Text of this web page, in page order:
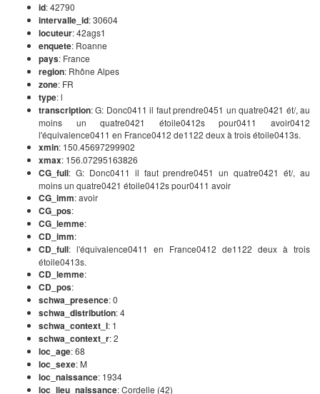
id: 42790
intervalle_id: 30604
locuteur: 42ags1
enquete: Roanne
pays: France
region: Rhône Alpes
zone: FR
type: l
transcription: G: Donc0411 il faut prendre0451 un quatre0421 ét/, au
moins un quatre0421 étoile0412s pour0411 avoir0412
l'équivalence0411 en France0412 de1122 deux à trois étoile0413s.
xmin: 150.45697299902
xmax: 156.07295163826
CG_full: G: Donc0411 il faut prendre0451 un quatre0421 ét/, au
moins un quatre0421 étoile0412s pour0411 avoir
CG_imm: avoir
CG_pos:
CG_lemme:
CD_imm:
CD_full: l'équivalence0411 en France0412 de1122 deux à trois
étoile0413s.
CD_lemme:
CD_pos:
schwa_presence: 0
schwa_distribution: 4
schwa_context_l: 1
schwa_context_r: 2
loc_age: 68
loc_sexe: M
loc_naissance: 1934
loc_lieu_naissance: Cordelle (42)